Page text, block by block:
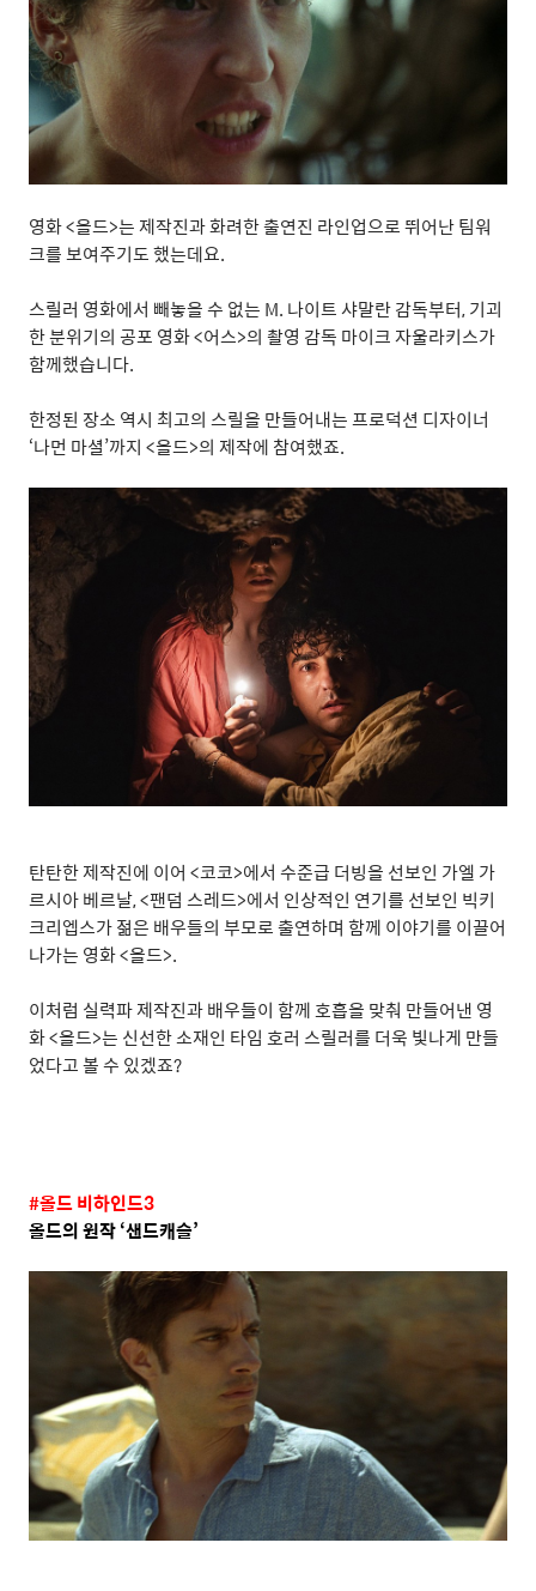
영화<올드>는 제작진과 화려한 출연진 라인업으로 뛰어난 팀워
크를 보여주기도 했는데요.
스릴러 영화에서 빼놓을 수 없는 M. 나이트 샤말란 감독부터,기괴
한 분위기의 공포 영화<어스>의 촬영 감독 마이크 자울라키스가
함께했습니다.
한정된 장소 역시 최고의 스릴을 만들어내는 프로덕션 디자이너
‘나먼 마셜’까지 <올드>의 제작에 참여했죠.
탄탄한 제작진에 이어 <코코>에서 수준급 더빙을 선보인 가엘 가
르시아 베르날, <팬덤 스레드>에서 인상적인 연기를 선보인 빅키
크리엡스가 젊은 배우들의 부모로 출연하며 함께 이야기를 이끌어
나가는 영화<올드>.
이처럼 실력파 제작진과 배우들이 함께 호흡을 맞춰 만들어낸 영
화<올드>는 신선한 소재인 타임 호러 스릴러를 더욱 빛나게 만들
었다고 볼 수 있겠죠?
#올드 비하인드3
올드의 원작‘샌드캐슬’